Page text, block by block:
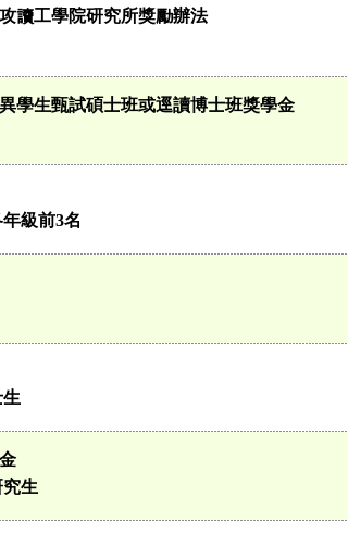
讀工學院研究所獎勵辦法
學生甄試碩士班或逕讀博士班獎學金
級前3名
生